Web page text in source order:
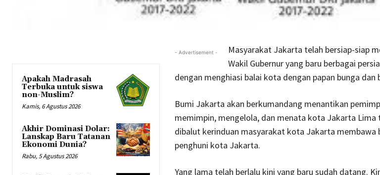
Apakah Madrasah
Terbuka untuk siswa
non-Muslim?
Kamis, 6 Agustus 2026
Akhir Dominasi Dolar:
Lanskap Baru Tatanan
Ekonomi Dunia?
Rabu, 5 Agustus 2026
- Advertisement -
Masyarakat Jakarta telah bersiap-siap
Wakil Gubernur yang baru berbagai
dengan menghiasi balai kota dengan papan bunga dan
Bumi Jakarta akan berkumandang menantikan
memimpin, mengelola, dan menata kota Jakarta Lima
dibalut kerinduan masyarakat kota Jakarta membawa
penghuni kota Jakarta.
Yang lama telah berlalu kini yang baru sudah datang.